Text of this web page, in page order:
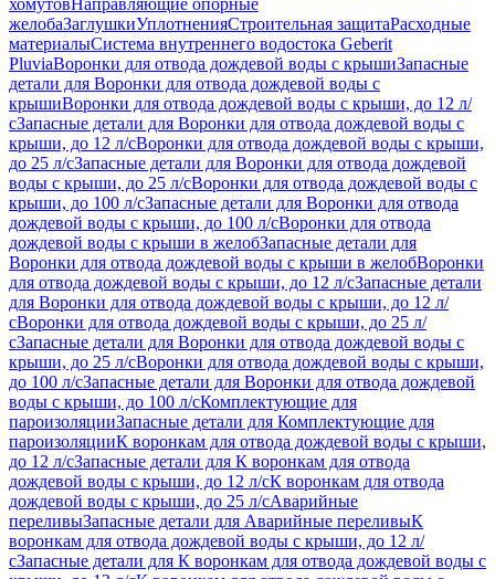
хомутовНаправляющие опорные
желобаЗаглушкиУплотненияСтроительная защитаРасходные
материалыСистема внутреннего водостока Geberit
PluviaВоронки для отвода дождевой воды с крышиЗапасные
детали для Воронки для отвода дождевой воды с
крышиВоронки для отвода дождевой воды с крыши, до 12 л/
сЗапасные детали для Воронки для отвода дождевой воды с
крыши, до 12 л/сВоронки для отвода дождевой воды с крыши,
до 25 л/сЗапасные детали для Воронки для отвода дождевой
воды с крыши, до 25 л/сВоронки для отвода дождевой воды с
крыши, до 100 л/сЗапасные детали для Воронки для отвода
дождевой воды с крыши, до 100 л/сВоронки для отвода
дождевой воды с крыши в желобЗапасные детали для
Воронки для отвода дождевой воды с крыши в желобВоронки
для отвода дождевой воды с крыши, до 12 л/сЗапасные детали
для Воронки для отвода дождевой воды с крыши, до 12 л/
сВоронки для отвода дождевой воды с крыши, до 25 л/
сЗапасные детали для Воронки для отвода дождевой воды с
крыши, до 25 л/сВоронки для отвода дождевой воды с крыши,
до 100 л/сЗапасные детали для Воронки для отвода дождевой
воды с крыши, до 100 л/сКомплектующие для
пароизоляцииЗапасные детали для Комплектующие для
пароизоляцииК воронкам для отвода дождевой воды с крыши,
до 12 л/сЗапасные детали для К воронкам для отвода
дождевой воды с крыши, до 12 л/сК воронкам для отвода
дождевой воды с крыши, до 25 л/сАварийные
переливыЗапасные детали для Аварийные переливыК
воронкам для отвода дождевой воды с крыши, до 12 л/
сЗапасные детали для К воронкам для отвода дождевой воды с